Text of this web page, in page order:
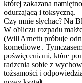
której zakazana
odurzającą i toksyczną.
Czy mnie słychac? Na
W obliczu rozpadu
(Will Arnett) próbuje
komediowej.
poświęceniami, które
radzenia sobie z
tożsamości i